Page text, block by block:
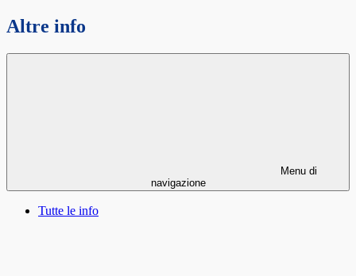
Altre info
Menu di
navigazione
Tutte le info